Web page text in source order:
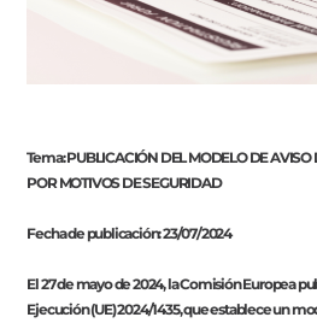
Tema: PUBLICACIÓN DEL MODELO DE
POR MOTIVOS DE SEGURIDAD
Fecha de publicación: 23/07/2024
El 27 de mayo de 2024, la Comisión Europea
Ejecución (UE) 2024/1435, que establece un